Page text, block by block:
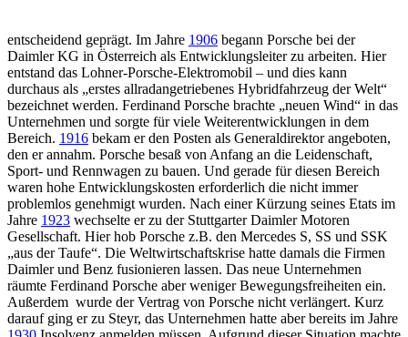
entscheidend geprägt. Im Jahre 1906 begann Porsche bei der
Daimler KG in Österreich als Entwicklungsleiter zu arbeiten. Hier
entstand das Lohner-Porsche-Elektromobil – und dies kann
durchaus als „erstes allradangetriebenes Hybridfahrzeug der Welt“
bezeichnet werden. Ferdinand Porsche brachte „neuen Wind“ in das
Unternehmen und sorgte für viele Weiterentwicklungen in dem
Bereich. 1916 bekam er den Posten als Generaldirektor angeboten,
den er annahm. Porsche besaß von Anfang an die Leidenschaft,
Sport- und Rennwagen zu bauen. Und gerade für diesen Bereich
waren hohe Entwicklungskosten erforderlich die nicht immer
problemlos genehmigt wurden. Nach einer Kürzung seines Etats im
Jahre 1923 wechselte er zu der Stuttgarter Daimler Motoren
Gesellschaft. Hier hob Porsche z.B. den Mercedes S, SS und SSK
„aus der Taufe“. Die Weltwirtschaftskrise hatte damals die Firmen
Daimler und Benz fusionieren lassen. Das neue Unternehmen
räumte Ferdinand Porsche aber weniger Bewegungsfreiheiten ein.
Außerdem wurde der Vertrag von Porsche nicht verlängert. Kurz
darauf ging er zu Steyr, das Unternehmen hatte aber bereits im Jahre